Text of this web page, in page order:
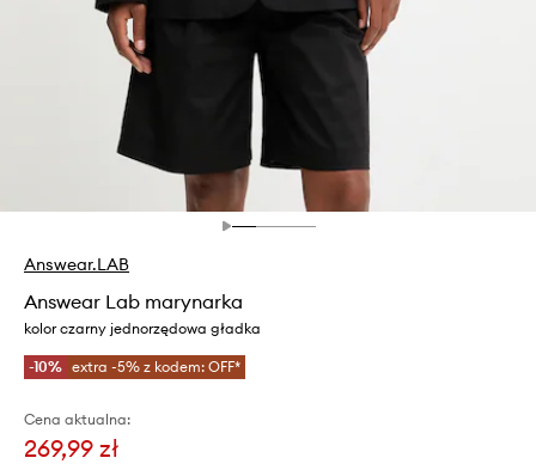
Answear.LAB
Answear Lab marynarka
kolor czarny jednorzędowa gładka
-10% extra -5% z kodem: OFF*
Cena aktualna:
269,99 zł